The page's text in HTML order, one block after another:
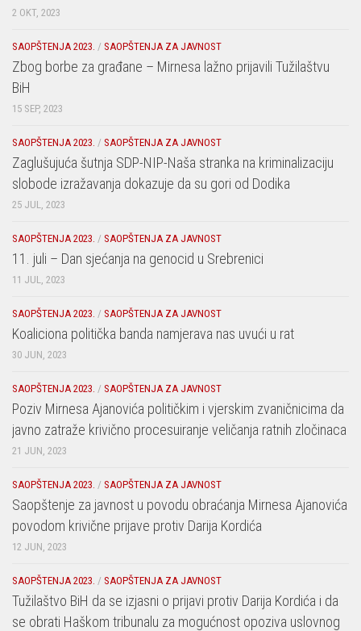
2 OKT, 2023
SAOPŠTENJA 2023. / SAOPŠTENJA ZA JAVNOST
Zbog borbe za građane – Mirnesa lažno prijavili Tužilaštvu
BiH
15 SEP, 2023
SAOPŠTENJA 2023. / SAOPŠTENJA ZA JAVNOST
Zaglušujuća šutnja SDP-NIP-Naša stranka na kriminalizaciju
slobode izražavanja dokazuje da su gori od Dodika
25 JUL, 2023
SAOPŠTENJA 2023. / SAOPŠTENJA ZA JAVNOST
11. juli – Dan sjećanja na genocid u Srebrenici
11 JUL, 2023
SAOPŠTENJA 2023. / SAOPŠTENJA ZA JAVNOST
Koaliciona politička banda namjerava nas uvući u rat
30 JUN, 2023
SAOPŠTENJA 2023. / SAOPŠTENJA ZA JAVNOST
Poziv Mirnesa Ajanovića političkim i vjerskim zvaničnicima da
javno zatraže krivično procesuiranje veličanja ratnih zločinaca
21 JUN, 2023
SAOPŠTENJA 2023. / SAOPŠTENJA ZA JAVNOST
Saopštenje za javnost u povodu obraćanja Mirnesa Ajanovića
povodom krivične prijave protiv Darija Kordića
12 JUN, 2023
SAOPŠTENJA 2023. / SAOPŠTENJA ZA JAVNOST
Tužilaštvo BiH da se izjasni o prijavi protiv Darija Kordića i da
se obrati Haškom tribunalu za mogućnost opoziva uslovnog